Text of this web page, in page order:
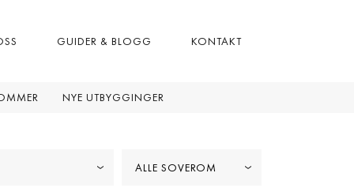
GUIDER & BLOGG KONTAKT
NYE UTBYGGINGER
ALLE SOVEROM